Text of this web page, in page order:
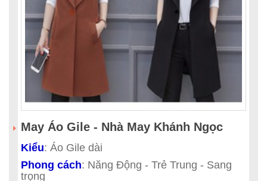
May Áo Gile - Nhà May Khánh Ngọc
Kiểu: Áo Gile dài
Phong cách: Năng Động - Trẻ Trung - Sang
trọng